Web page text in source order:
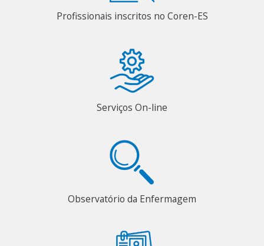
Profissionais inscritos no Coren-ES
Serviços On-line
Observatório da Enfermagem